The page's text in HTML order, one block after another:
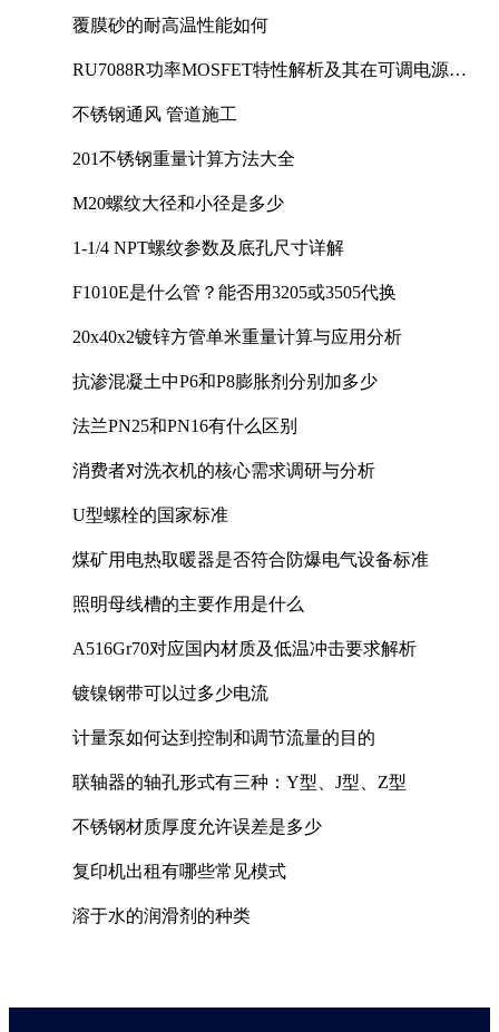
覆膜砂的耐高温性能如何
RU7088R功率MOSFET特性解析及其在可调电源设
不锈钢通风 管道施工
201不锈钢重量计算方法大全
M20螺纹大径和小径是多少
1-1/4 NPT螺纹参数及底孔尺寸详解
F1010E是什么管？能否用3205或3505代换
20x40x2镀锌方管单米重量计算与应用分析
抗渗混凝土中P6和P8膨胀剂分别加多少
法兰PN25和PN16有什么区别
消费者对洗衣机的核心需求调研与分析
U型螺栓的国家标准
煤矿用电热取暖器是否符合防爆电气设备标准
照明母线槽的主要作用是什么
A516Gr70对应国内材质及低温冲击要求解析
镀镍钢带可以过多少电流
计量泵如何达到控制和调节流量的目的
联轴器的轴孔形式有三种：Y型、J型、Z型
不锈钢材质厚度允许误差是多少
复印机出租有哪些常见模式
溶于水的润滑剂的种类